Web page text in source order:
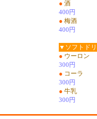
● 酒
400円
● 梅酒
400円
▼ソフトド
● ウーロン
300円
● コーラ
300円
● 牛乳
300円